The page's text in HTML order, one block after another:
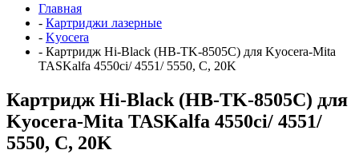
Главная
- Картриджи лазерные
- Kyocera
- Картридж Hi-Black (HB-TK-8505C) для Kyocera-Mita
TASKalfa 4550ci/ 4551/ 5550, C, 20K
Картридж Hi-Black (HB-TK-8505C) для
Kyocera-Mita TASKalfa 4550ci/ 4551/
5550, C, 20K